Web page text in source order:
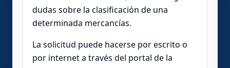
dudas sobre la clasificación de una
determinada mercancías.
La solicitud puede hacerse por escrito o
por internet a través del portal de la